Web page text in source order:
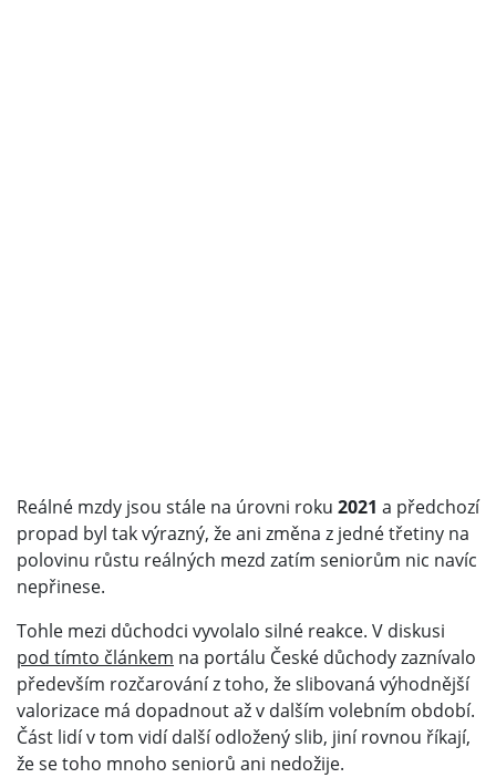
Reálné mzdy jsou stále na úrovni roku 2021 a předchozí
propad byl tak výrazný, že ani změna z jedné třetiny na
polovinu růstu reálných mezd zatím seniorům nic navíc
nepřinese.
Tohle mezi důchodci vyvolalo silné reakce. V diskusi
pod tímto článkem na portálu České důchody zaznívalo
především rozčarování z toho, že slibovaná výhodnější
valorizace má dopadnout až v dalším volebním období.
Část lidí v tom vidí další odložený slib, jiní rovnou říkají,
že se toho mnoho seniorů ani nedožije.